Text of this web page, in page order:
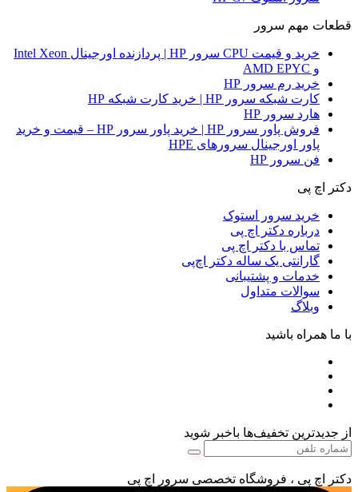
قطعات مهم سرور
خرید و قیمت CPU سرور HP | پردازنده اورجینال Intel Xeon
و AMD EPYC
خرید رم سرور HP
کارت شبکه سرور HP | خرید کارت شبکه HP
هارد سرور HP
فروش پاور سرور HP | خرید پاور سرور HP – قیمت و خرید
پاور اورجینال سرورهای HPE
فن سرور HP
دکتر اچ پی
خرید سرور استوک
درباره دکتر اچ پی
تماس با دکتر اچ پی
گارانتی یک ساله دکتر اچ‌پی
خدمات و پشتیبانی
سوالات متداول
وبلاگ
با ما همراه باشید
از جدیدترین تخفیف‌ها باخبر شوید
دکتر اچ پی ، فروشگاه تخصصی سرور اچ پی